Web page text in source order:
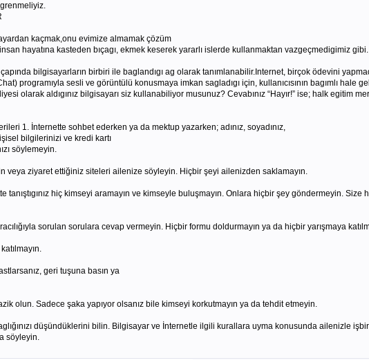
kaçmak,onu evimize almamak çözüm
hayatına kasteden bıçagı, ekmek keserek yararlı islerde kullanmaktan vazgeçmedigimiz gibi.
bilgisayarların birbiri ile baglandıgı ag olarak tanımlanabilir.Internet, birçok ödevini
programıyla sesli ve görüntülü konusmaya imkan sagladıgı için, kullanıcısının bagımlı hale
olarak aldıgınız bilgisayarı siz kullanabiliyor musunuz? Cevabınız “Hayır!” ise; halk egitim
1. İnternette sohbet ederken ya da mektup yazarken; adınız, soyadınız,
bilgilerinizi ve kredi kartı
söylemeyin.
veya ziyaret ettiğiniz siteleri ailenize söyleyin. Hiçbir şeyi ailenizden saklamayın.
tanıştıgınız hiç kimseyi aramayın ve kimseyle buluşmayın. Onlara hiçbir şey göndermeyin. Size
sorulan sorulara cevap vermeyin. Hiçbir formu doldurmayın ya da hiçbir yarışmaya
geri tuşuna basın ya
olun. Sadece şaka yapıyor olsanız bile kimseyi korkutmayın ya da tehdit etmeyin.
düşündüklerini bilin. Bilgisayar ve İnternetle ilgili kurallara uyma konusunda ailenizle
söyleyin.